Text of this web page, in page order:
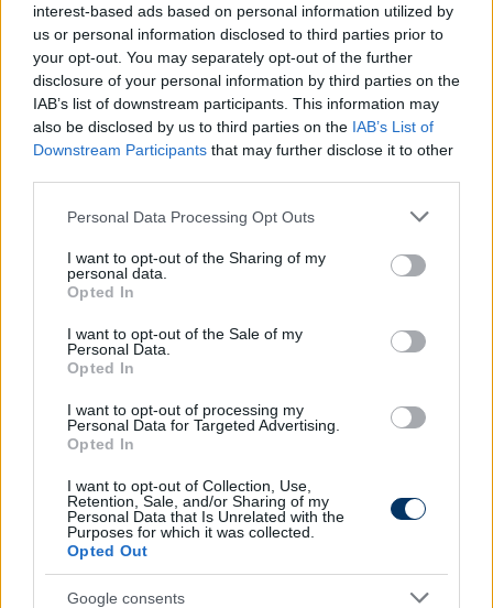
interest-based ads based on personal information utilized by
us or personal information disclosed to third parties prior to
your opt-out. You may separately opt-out of the further
disclosure of your personal information by third parties on the
IAB’s list of downstream participants. This information may
also be disclosed by us to third parties on the IAB’s List of
Downstream Participants that may further disclose it to other
Please note that this website/app uses one or more Google
not limited to your visit or usage behaviour. You may click to
grant or deny consent to Google and its third-party tags to
use your data for below specified purposes in below Google
consent section.
Personal Data Processing Opt Outs
I want to opt-out of the Sharing of my
personal data.
Opted In
I want to opt-out of the Sale of my
Personal Data.
Opted In
I want to opt-out of processing my
Personal Data for Targeted Advertising.
Opted In
I want to opt-out of Collection, Use,
Retention, Sale, and/or Sharing of my
Personal Data that Is Unrelated with the
Purposes for which it was collected.
Opted Out
Google consents
ekkor húsz bajnokin és négy Magyar Kupa-
mérkőzésen szavazott számára bizalmat Kuttor
Attila vezetőedző.
Silye a nyáron visszakerült anyaegyesületéhez, a
Fradihoz, amelynél végigdolgozta a nyári
felkészülést, ám posztjára érkezett a bosnyák
pozícióban játszik mégMarcel Heister
is -, így
Szergej Rebrov vezetőedző a mostani szezonban
sem számol vele. A mezőkövesdi klubhonlap arról
klubhoz a korábban Soroksáron is megforduló
labdarúgó, ám nagy valószínűség szerint az előbbi
A Mezőkövesdhez a nyári átigazolási szezonban
érkezett már a kétszeres grúz gólkirály,
Zivzivadze, a fehérorosz válogatott
Karnickij, a honfitársa,Artem Koncevoj
, az ukrán
élvonalból igazoltAndrij Nesztorov,
magyar válogatott
kimagasló teljesítményt nyújtó
Sajbán Máté és